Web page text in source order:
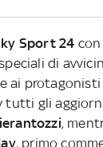
Sport 24 con
di
ai
tutti gli
,
, primo